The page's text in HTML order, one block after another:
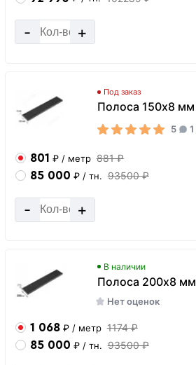
- +
Под заказ
Полоса 150х8 мм
5 1
801 ₽ / метр 881 ₽
85 000 ₽ / тн. 93500 ₽
- +
В наличии
Полоса 200х8 мм
Нет оценок
1 068 ₽ / метр 1174 ₽
85 000 ₽ / тн. 93500 ₽